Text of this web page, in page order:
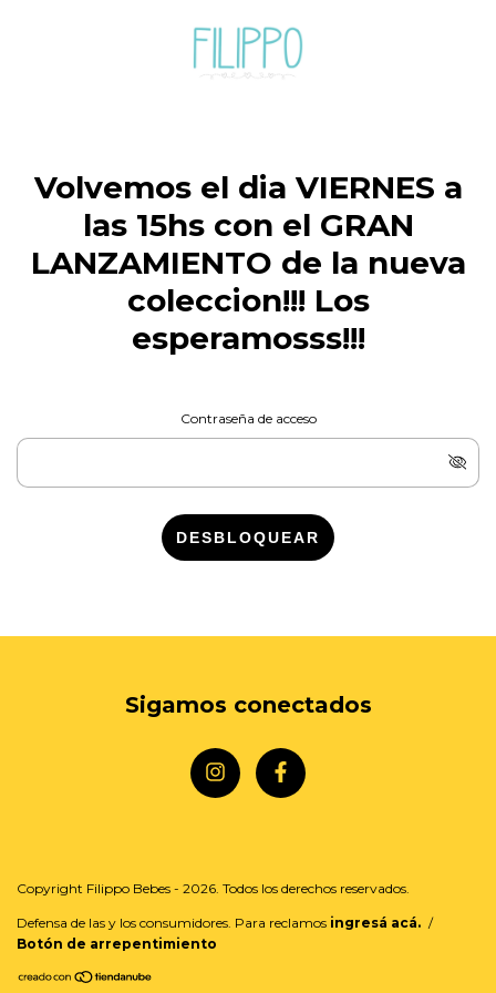
Volvemos el dia VIERNES a
las 15hs con el GRAN
LANZAMIENTO de la nueva
coleccion!!! Los
esperamosss!!!
Contraseña de acceso
DESBLOQUEAR
Sigamos conectados
Copyright Filippo Bebes - 2026. Todos los derechos reservados.
Defensa de las y los consumidores. Para reclamos ingresá acá. /
Botón de arrepentimiento